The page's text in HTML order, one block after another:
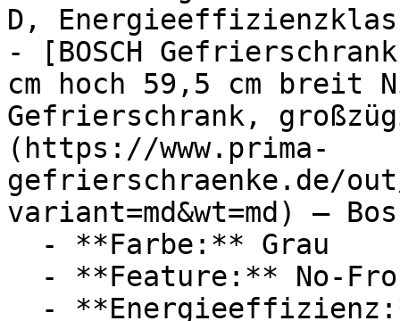
D,
- [BOSCH
cm hoch 59,5 cm breit
Gefrierschrank,
(https://www.prima-
gefrierschraenke.de/
variant=md&wt=md) —